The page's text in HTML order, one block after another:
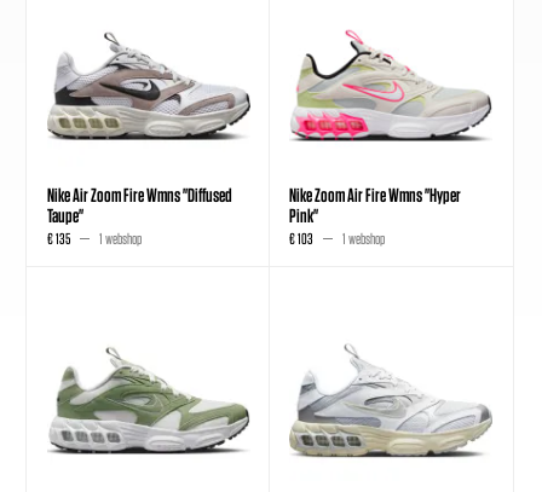
Nike Air Zoom Fire Wmns "Diffused
Taupe"
€ 135 1 webshop
Nike Zoom Air Fire Wmns "Hyper
Pink"
€ 103 1 webshop